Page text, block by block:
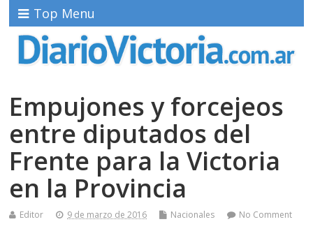
Top Menu
Empujones y forcejeos
entre diputados del
Frente para la Victoria
en la Provincia
Editor 9 de marzo de 2016 Nacionales No Comment